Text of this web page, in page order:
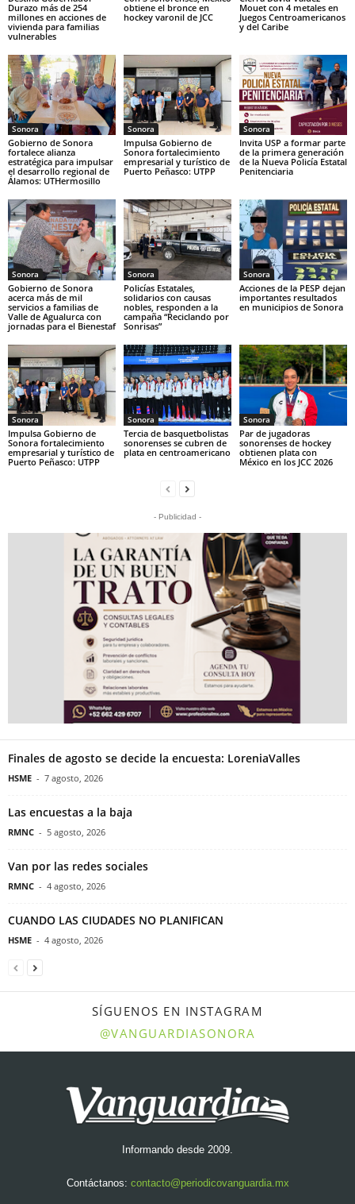
Durazo más de 254
millones en acciones de
vivienda para familias
vulnerables
obtiene el bronce en
hockey varonil de JCC
Mouet con 4 metales en
Juegos Centroamericanos
y del Caribe
Sonora
Gobierno de Sonora
fortalece alianza
estratégica para impulsar
el desarrollo regional de
Álamos: UTHermosillo
Sonora
Impulsa Gobierno de
Sonora fortalecimiento
empresarial y turístico de
Puerto Peñasco: UTPP
Sonora
Invita USP a formar parte
de la primera generación
de la Nueva Policía Estatal
Penitenciaria
Sonora
Gobierno de Sonora
acerca más de mil
servicios a familias de
Valle de Agualurca con
jornadas para el Bienestaf
Sonora
Policías Estatales,
solidarios con causas
nobles, responden a la
campaña “Reciclando por
Sonrisas”
Sonora
Acciones de la PESP dejan
importantes resultados
en municipios de Sonora
Sonora
Impulsa Gobierno de
Sonora fortalecimiento
empresarial y turístico de
Puerto Peñasco: UTPP
Sonora
Tercia de basquetbolistas
sonorenses se cubren de
plata en centroamericano
Sonora
Par de jugadoras
sonorenses de hockey
obtienen plata con
México en los JCC 2026
- Publicidad -
Finales de agosto se decide la encuesta: LoreniaValles
HSME - 7 agosto, 2026
Las encuestas a la baja
RMNC - 5 agosto, 2026
Van por las redes sociales
RMNC - 4 agosto, 2026
CUANDO LAS CIUDADES NO PLANIFICAN
HSME - 4 agosto, 2026
SÍGUENOS EN INSTAGRAM
@VANGUARDIASONORA
Informando desde 2009.
Contáctanos: contacto@periodicovanguardia.mx